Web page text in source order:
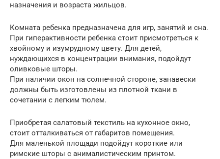
назначения и возраста жильцов.
Комната ребенка предназначена для игр, занятий и сна.
При гиперактивности ребенка стоит присмотреться к
хвойному и изумрудному цвету. Для детей,
нуждающихся в концентрации внимания, подойдут
оливковые шторы.
При наличии окон на солнечной стороне, занавески
должны быть изготовлены из плотной ткани в
сочетании с легким тюлем.
Приобретая салатовый текстиль на кухонное окно,
стоит отталкиваться от габаритов помещения.
Для маленькой площади подойдут короткие или
римские шторы с анималистическим принтом.